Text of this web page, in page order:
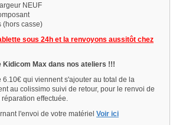
NEUF
(hors casse)
sous 24h et la renvoyons aussitôt chez
Kidicom Max dans nos ateliers !!!
6.10€ qui viennent s'ajouter au total de la
au colissimo suivi de retour, pour le renvoi de
effectuée.
l'envoi de votre matériel Voir ici